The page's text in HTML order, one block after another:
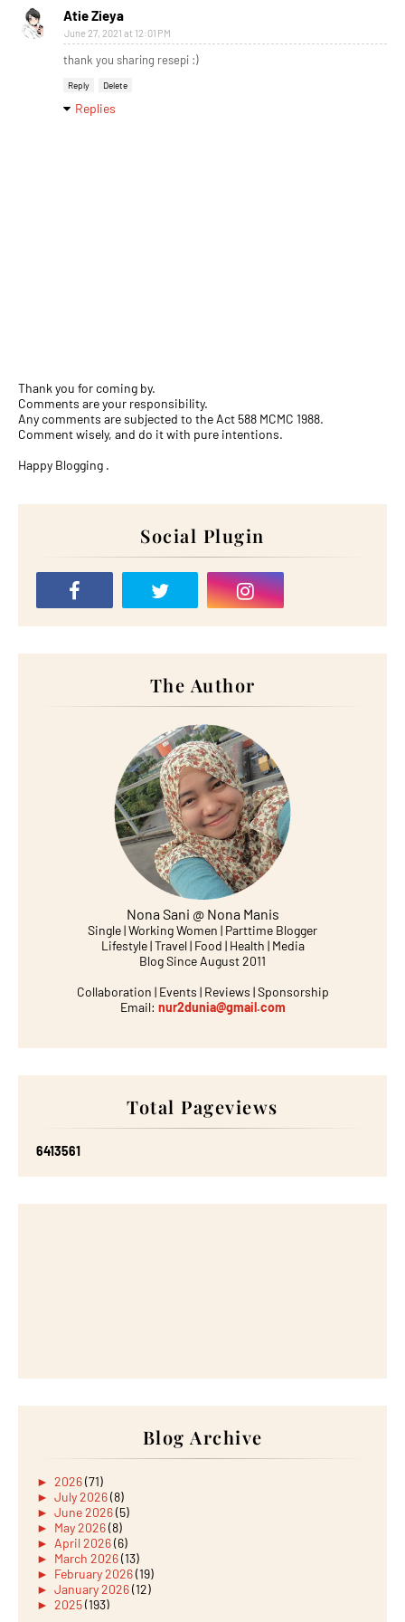
Atie Zieya
June 27, 2021 at 12:01 PM
thank you sharing resepi :)
Reply Delete
Replies
Thank you for coming by.
Comments are your responsibility.
Any comments are subjected to the Act 588 MCMC 1988.
Comment wisely, and do it with pure intentions.
Happy Blogging .
Social Plugin
The Author
Nona Sani @ Nona Manis
Single | Working Women | Parttime Blogger
Lifestyle | Travel | Food | Health | Media
Blog Since August 2011
Collaboration | Events | Reviews | Sponsorship
Email: nur2dunia@gmail.com
Total Pageviews
6413561
Blog Archive
► 2026(71)
► July 2026(8)
► June 2026(5)
► May 2026(8)
► April 2026(6)
► March 2026(13)
► February 2026(19)
► January 2026(12)
► 2025(193)